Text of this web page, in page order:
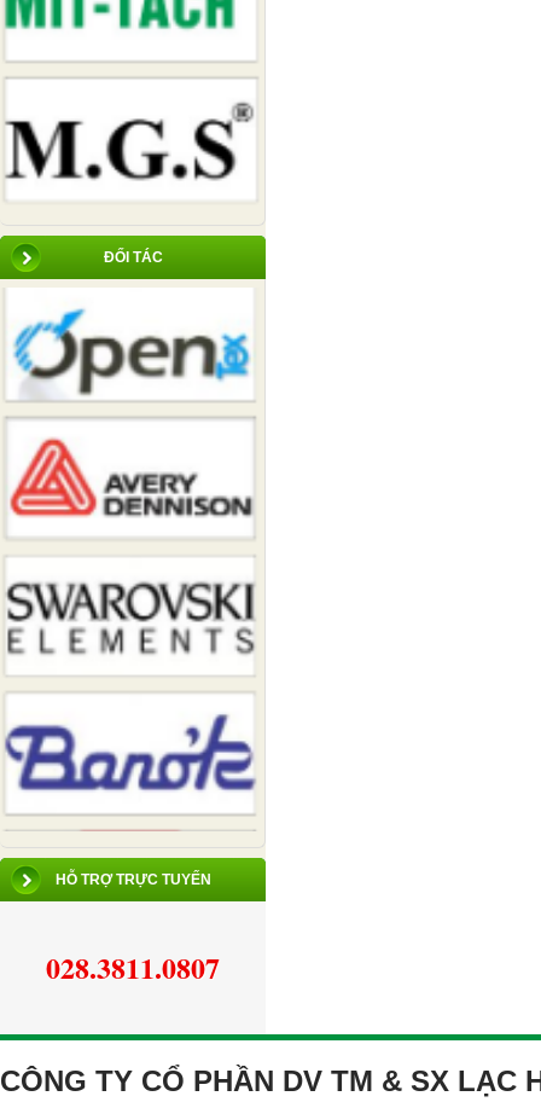
ĐỐI TÁC
HỖ TRỢ TRỰC TUYẾN
028.3811.0807
CÔNG TY CỔ PHẦN DV TM & SX LẠC